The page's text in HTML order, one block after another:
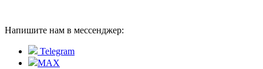
Напишите нам в мессенджер:
Telegram
MAX